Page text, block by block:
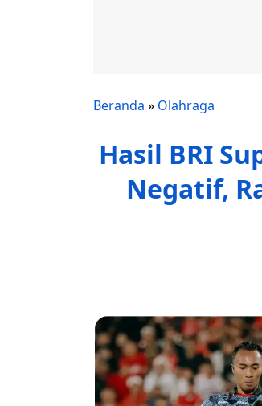
Beranda » Olahraga
Hasil BRI
Negatif,